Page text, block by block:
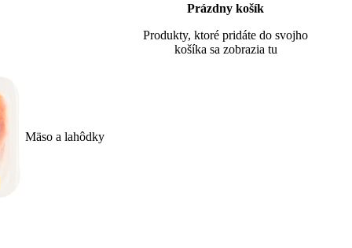
Mäso a lahôdky
Prázdny košík
Produkty, ktoré pridáte do svojho
košíka sa zobrazia tu